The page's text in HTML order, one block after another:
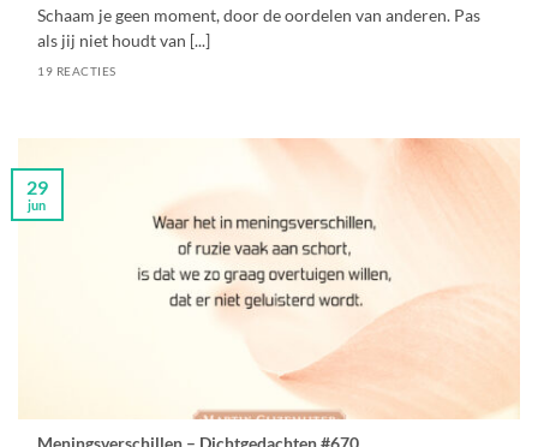
Schaam je geen moment, door de oordelen van anderen. Pas
als jij niet houdt van [...]
19 REACTIES
29
jun